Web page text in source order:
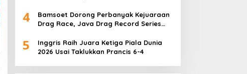
4
Bamsoet Dorong Perbanyak Kejuaraan
Drag Race, Java Drag Record Series
Muda
5
Inggris Raih Juara Ketiga Piala Dunia
2026 Usai Taklukkan Prancis 6-4